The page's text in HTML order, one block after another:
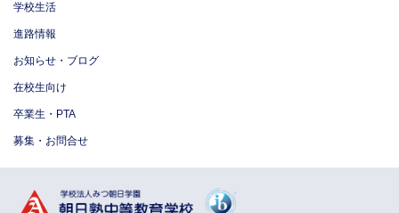
学校生活
進路情報
お知らせ・ブログ
在校生向け
卒業生・PTA
募集・お問合せ